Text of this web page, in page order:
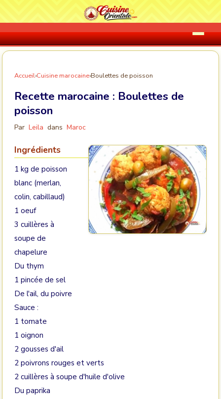
Accueil›Cuisine marocaine›Boulettes de poisson
Recette marocaine : Boulettes de
poisson
Par Leila dans Maroc
Ingrédients
1 kg de poisson
blanc (merlan,
colin, cabillaud)
1 oeuf
3 cuillères à
soupe de
chapelure
Du thym
1 pincée de sel
De l'ail, du poivre
Sauce :
1 tomate
1 oignon
2 gousses d'ail
2 poivrons rouges et verts
2 cuillères à soupe d'huile d'olive
Du paprika